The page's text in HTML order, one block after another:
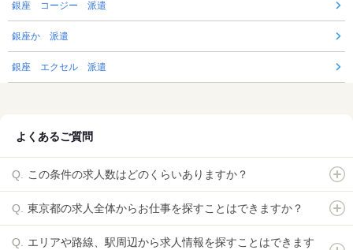
銀座 コージー 派遣
銀座か 派遣
銀座 エクセル 派遣
よくあるご質問
この条件の求人数はどのくらいありますか？
東京都の求人全体からお仕事を探すことはできますか？
エリアや路線、駅周辺から求人情報を探すことはできます